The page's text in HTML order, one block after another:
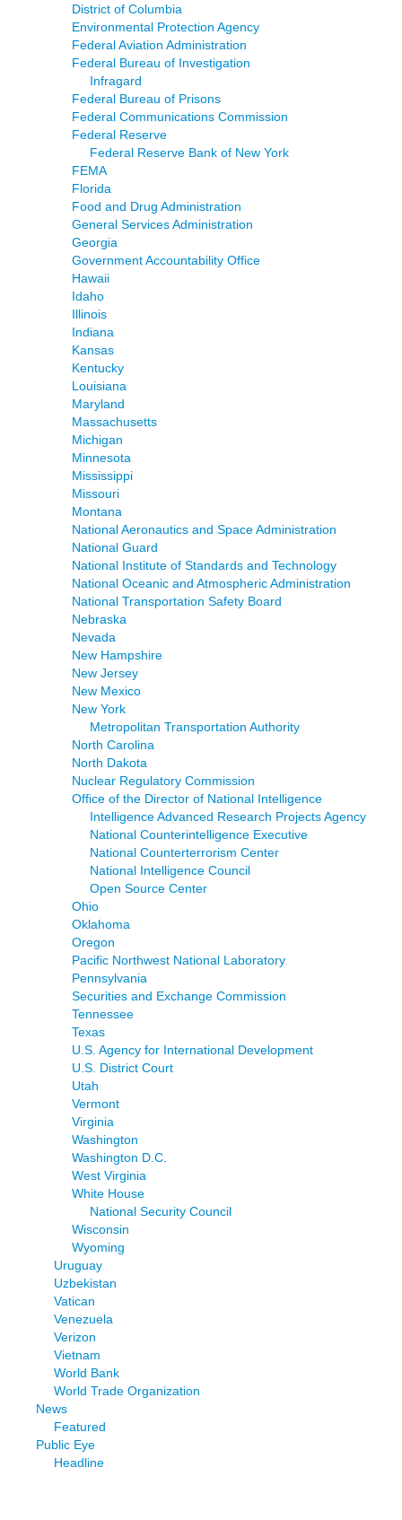
District of Columbia
Environmental Protection Agency
Federal Aviation Administration
Federal Bureau of Investigation
Infragard
Federal Bureau of Prisons
Federal Communications Commission
Federal Reserve
Federal Reserve Bank of New York
FEMA
Florida
Food and Drug Administration
General Services Administration
Georgia
Government Accountability Office
Hawaii
Idaho
Illinois
Indiana
Kansas
Kentucky
Louisiana
Maryland
Massachusetts
Michigan
Minnesota
Mississippi
Missouri
Montana
National Aeronautics and Space Administration
National Guard
National Institute of Standards and Technology
National Oceanic and Atmospheric Administration
National Transportation Safety Board
Nebraska
Nevada
New Hampshire
New Jersey
New Mexico
New York
Metropolitan Transportation Authority
North Carolina
North Dakota
Nuclear Regulatory Commission
Office of the Director of National Intelligence
Intelligence Advanced Research Projects Agency
National Counterintelligence Executive
National Counterterrorism Center
National Intelligence Council
Open Source Center
Ohio
Oklahoma
Oregon
Pacific Northwest National Laboratory
Pennsylvania
Securities and Exchange Commission
Tennessee
Texas
U.S. Agency for International Development
U.S. District Court
Utah
Vermont
Virginia
Washington
Washington D.C.
West Virginia
White House
National Security Council
Wisconsin
Wyoming
Uruguay
Uzbekistan
Vatican
Venezuela
Verizon
Vietnam
World Bank
World Trade Organization
News
Featured
Public Eye
Headline